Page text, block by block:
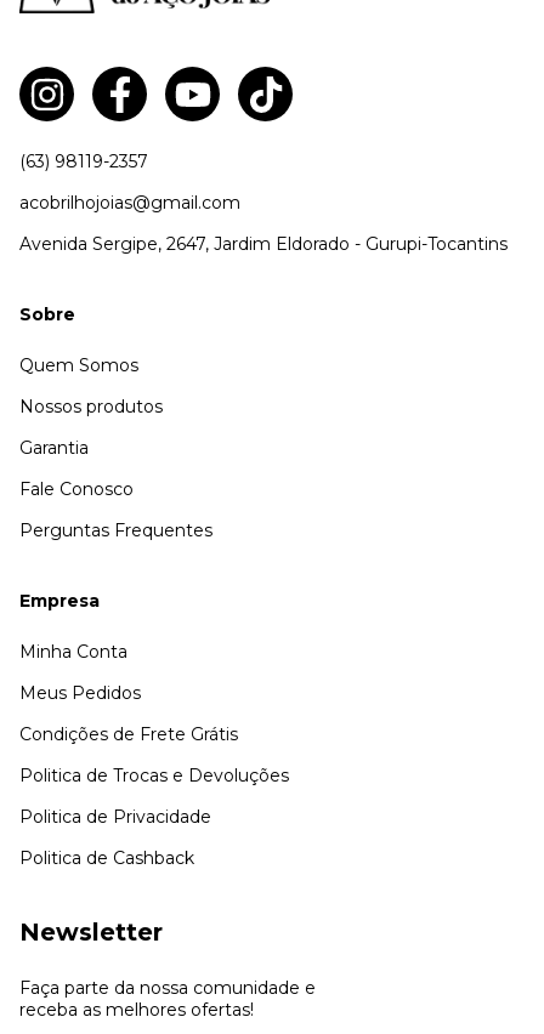
(63) 98119-2357
acobrilhojoias@gmail.com
Avenida Sergipe, 2647, Jardim Eldorado - Gurupi-Tocantins
Sobre
Quem Somos
Nossos produtos
Garantia
Fale Conosco
Perguntas Frequentes
Empresa
Minha Conta
Meus Pedidos
Condições de Frete Grátis
Politica de Trocas e Devoluções
Politica de Privacidade
Politica de Cashback
Newsletter
Faça parte da nossa comunidade e
receba as melhores ofertas!